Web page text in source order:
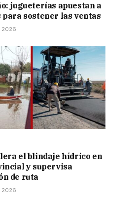
jugueterías apuestan a
para sostener las ventas
2026
el blindaje hídrico en
y supervisa
de ruta
2026